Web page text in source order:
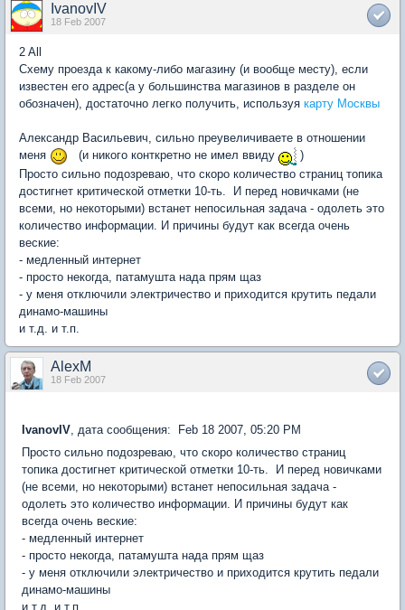
IvanovIV
18 Feb 2007
2 All
Схему проезда к какому-либо магазину (и вообще месту), если
известен его адрес(а у большинства магазинов в разделе он
обозначен), достаточно легко получить, используя карту Москвы
Александр Васильевич, сильно преувеличиваете в отношении
меня
(и никого конткретно не имел ввиду
)
Просто сильно подозреваю, что скоро количество страниц топика
достигнет критической отметки 10-ть. И перед новичками (не
всеми, но некоторыми) встанет непосильная задача - одолеть это
количество информации. И причины будут как всегда очень
веские:
- медленный интернет
- просто некогда, патамушта нада прям щаз
- у меня отключили электричество и приходится крутить педали
динамо-машины
и т.д. и т.п.
AlexM
18 Feb 2007
IvanovIV , дата сообщения: Feb 18 2007, 05:20 PM
Просто сильно подозреваю, что скоро количество страниц
топика достигнет критической отметки 10-ть. И перед новичками
(не всеми, но некоторыми) встанет непосильная задача -
одолеть это количество информации. И причины будут как
всегда очень веские:
- медленный интернет
- просто некогда, патамушта нада прям щаз
- у меня отключили электричество и приходится крутить педали
динамо-машины
и т.д. и т.п.